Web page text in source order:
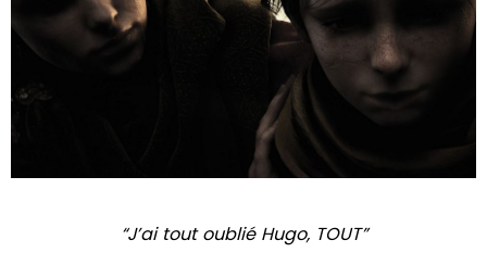
“J’ai tout oublié Hugo, TOUT”